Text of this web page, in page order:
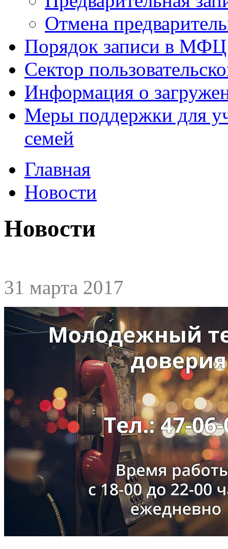
Отмена
Порядок записи в МФЦ
Сектор
Информация о
Меры поддержки для
семей
Главная
Новости
Новости
31 марта 2017